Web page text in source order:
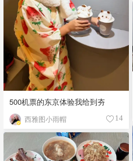
500机票的东京体验我给到夯
西雅图小雨帽 14